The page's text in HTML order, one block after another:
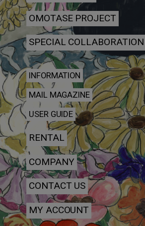
OMOTASE PROJECT
SPECIAL COLLABORATION
INFORMATION
MAIL MAGAZINE
USER GUIDE
RENTAL
COMPANY
CONTACT US
MY ACCOUNT